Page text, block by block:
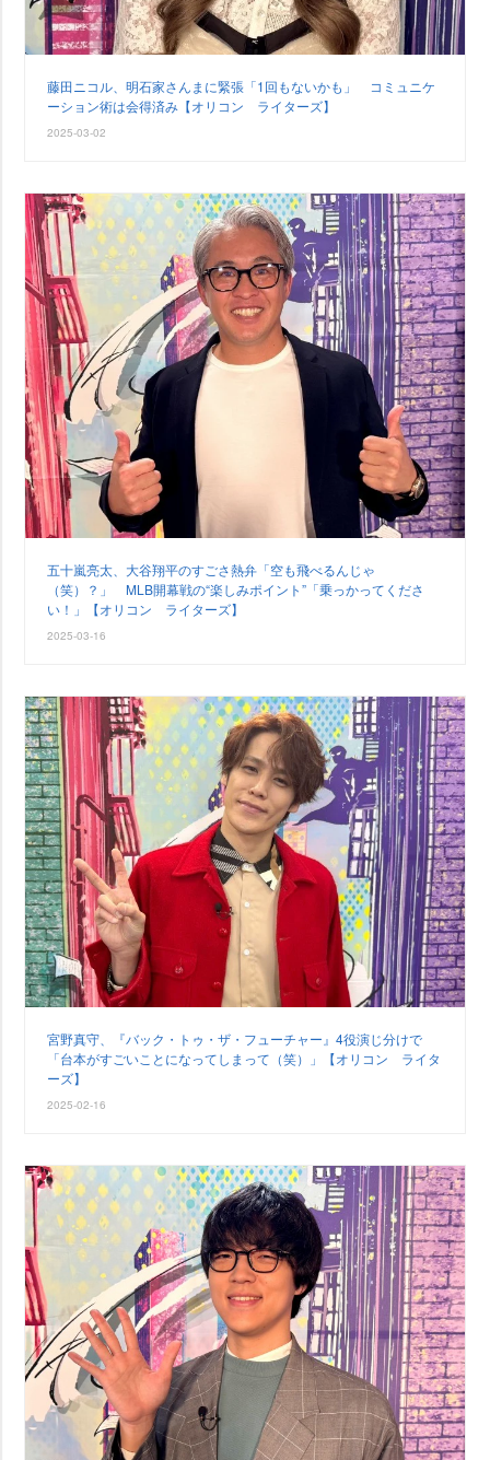
藤田ニコル、明石家さんまに緊張「1回もないかも」 コミュニケ
ーション術は会得済み【オリコン ライターズ】
2025-03-02
五十嵐亮太、大谷翔平のすごさ熱弁「空も飛べるんじゃ
（笑）？」 MLB開幕戦の“楽しみポイント”「乗っかってくださ
い！」【オリコン ライターズ】
2025-03-16
宮野真守、『バック・トゥ・ザ・フューチャー』4役演じ分けで
「台本がすごいことになってしまって（笑）」【オリコン ライタ
ーズ】
2025-02-16